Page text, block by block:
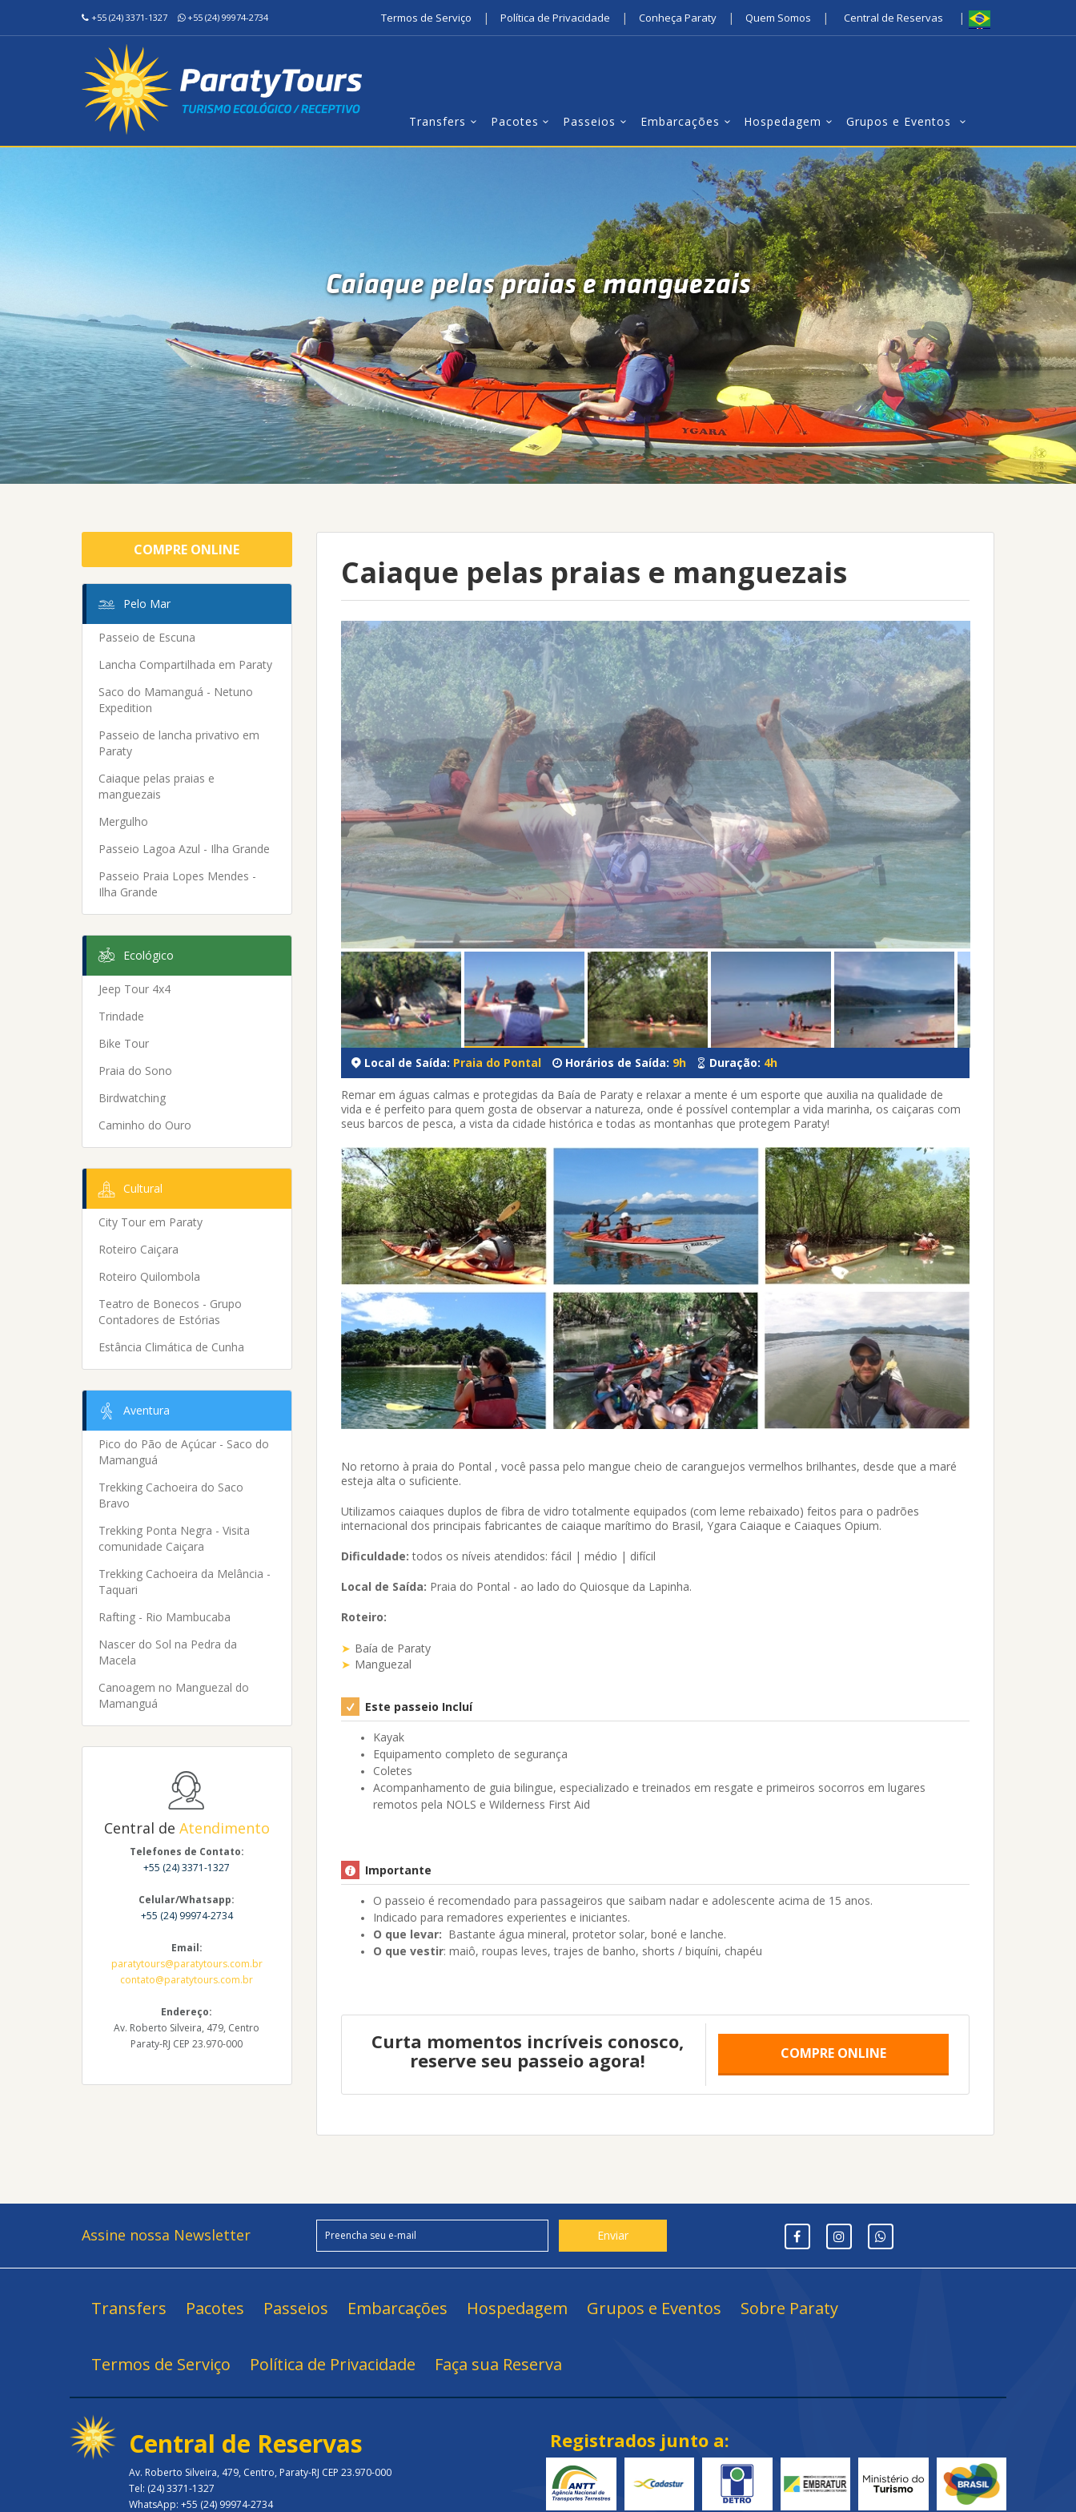
+55 (24) 3371-1327 +55 (24) 99974-2734 Termos de Serviço | Política de Privacidade | Conheça Paraty | Quem Somos | Central de Reservas |
Transfers Pacotes Passeios Embarcações Hospedagem Grupos e Eventos
Caiaque pelas praias e manguezais
COMPRE ONLINE
Pelo Mar
Passeio de Escuna
Lancha Compartilhada em Paraty
Saco do Mamanguá - Netuno
Expedition
Passeio de lancha privativo em
Paraty
Caiaque pelas praias e
manguezais
Mergulho
Passeio Lagoa Azul - Ilha Grande
Passeio Praia Lopes Mendes -
Ilha Grande
Ecológico
Jeep Tour 4x4
Trindade
Bike Tour
Praia do Sono
Birdwatching
Caminho do Ouro
Cultural
City Tour em Paraty
Roteiro Caiçara
Roteiro Quilombola
Teatro de Bonecos - Grupo
Contadores de Estórias
Estância Climática de Cunha
Aventura
Pico do Pão de Açúcar - Saco do
Mamanguá
Trekking Cachoeira do Saco
Bravo
Trekking Ponta Negra - Visita
comunidade Caiçara
Trekking Cachoeira da Melância -
Taquari
Rafting - Rio Mambucaba
Nascer do Sol na Pedra da
Macela
Canoagem no Manguezal do
Mamanguá
Central de Atendimento
Telefones de Contato:
+55 (24) 3371-1327
Celular/Whatsapp:
+55 (24) 99974-2734
Email:
paratytours@paratytours.com.br
contato@paratytours.com.br
Endereço:
Av. Roberto Silveira, 479, Centro
Paraty-RJ CEP 23.970-000
Caiaque pelas praias e manguezais
Local de Saída: Praia do Pontal Horários de Saída: 9h Duração: 4h
Remar em águas calmas e protegidas da Baía de Paraty e relaxar a mente é um esporte que auxilia na qualidade de
vida e é perfeito para quem gosta de observar a natureza, onde é possível contemplar a vida marinha, os caiçaras com
seus barcos de pesca, a vista da cidade histórica e todas as montanhas que protegem Paraty!
No retorno à praia do Pontal , você passa pelo mangue cheio de caranguejos vermelhos brilhantes, desde que a maré
esteja alta o suficiente.
Utilizamos caiaques duplos de fibra de vidro totalmente equipados (com leme rebaixado) feitos para o padrões
internacional dos principais fabricantes de caiaque marítimo do Brasil, Ygara Caiaque e Caiaques Opium.
Dificuldade: todos os níveis atendidos: fácil | médio | difícil
Local de Saída: Praia do Pontal - ao lado do Quiosque da Lapinha.
Roteiro:
Baía de Paraty
Manguezal
Este passeio Incluí
Kayak
Equipamento completo de segurança
Coletes
Acompanhamento de guia bilingue, especializado e treinados em resgate e primeiros socorros em lugares
remotos pela NOLS e Wilderness First Aid
Importante
O passeio é recomendado para passageiros que saibam nadar e adolescente acima de 15 anos.
Indicado para remadores experientes e iniciantes.
O que levar: Bastante água mineral, protetor solar, boné e lanche.
O que vestir: maiô, roupas leves, trajes de banho, shorts / biquíni, chapéu
Curta momentos incríveis conosco,
reserve seu passeio agora!
COMPRE ONLINE
Assine nossa Newsletter
Transfers Pacotes Passeios Embarcações Hospedagem Grupos e Eventos Sobre Paraty
Termos de Serviço Política de Privacidade Faça sua Reserva
Central de Reservas
Av. Roberto Silveira, 479, Centro, Paraty-RJ CEP 23.970-000
Tel: (24) 3371-1327
WhatsApp: +55 (24) 99974-2734
Registrados junto a: